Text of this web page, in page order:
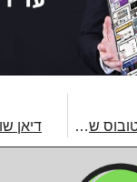
רכב התנגש באוטובוס שמוביל ילדים
דיאן